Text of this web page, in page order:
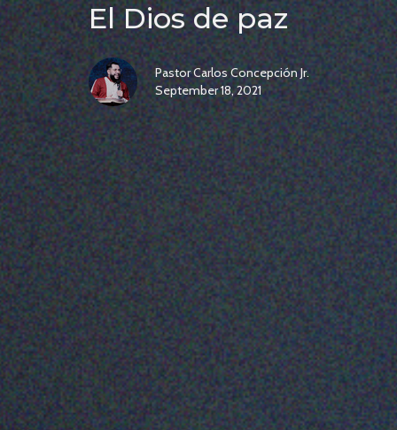
El Dios de paz
Pastor Carlos Concepción Jr.
September 18, 2021